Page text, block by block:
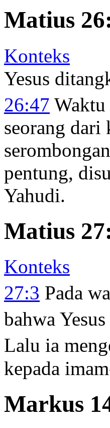
Matius
Konteks
Yesus
26:47 Waktu
seorang dari
pentung,
Yahudi.
Matius
Konteks
27:3 Pada
bahwa
Lalu ia
kepada
Markus